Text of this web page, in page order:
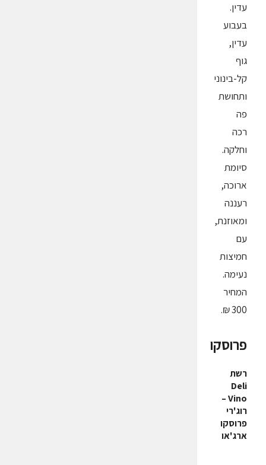
עדין.
בעבוע
עדין,
גוף
קל-בינוני
ותחושת
פה
רכה
וחלקה.
סיומת
ארוכה,
רעננה
ומאוזנת,
עם
חמיצות
נעימה.
המחיר
300 ₪.
פרוסקו
רשת
Deli
Vino
–
רוג'רי
פרוסקו
ארג'או